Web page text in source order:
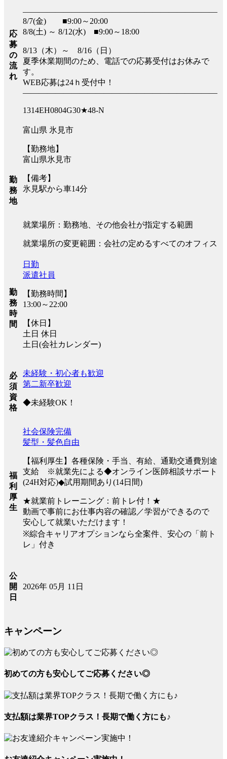
応
募
の
流
れ
――――――――――――――――――――――――
8/7(金) ■9:00～20:00
8/8(土) ～ 8/12(水) ■9:00～18:00
8/13（木）～ 8/16（日）
夏季休業期間のため、電話での応募受付はお休みで
す。
WEB応募は24ｈ受付中！
――――――――――――――――――――――――
1314EH0804G30★48-N
勤
務
地
富山県 氷見市
【勤務地】
富山県氷見市
【備考】
氷見駅から車14分
就業場所：勤務地、その他会社が指定する範囲
就業場所の変更範囲：会社の定めるすべてのオフィス
勤
務
時
間
日勤
派遣社員
【勤務時間】
13:00～22:00
【休日】
土日 休日
土日(会社カレンダー)
必
須
資
格
未経験・初心者も歓迎
第二新卒歓迎
◆未経験OK！
福
利
厚
生
社会保険完備
髪型・髪色自由
【福利厚生】各種保険・手当、有給、通勤交通費別途
支給 ※就業先による◆オンライン医師相談サポート
(24H対応)◆試用期間あり(14日間)
★就業前トレーニング：前トレ付！★
動画で事前にお仕事内容の確認／学習ができるので
安心して就業いただけます！
※綜合キャリアオプションなら全案件、安心の「前ト
レ」付き
公
開
日
2026年 05月 11日
キャンペーン
初めての方も安心してご応募ください◎
支払額は業界TOPクラス！長期で働く方にも♪